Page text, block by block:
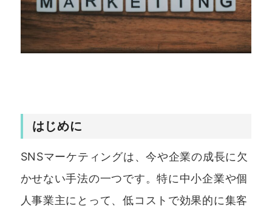
はじめに
SNSマーケティングは、今や企業の成長に欠
かせない手法の一つです。特に中小企業や個
人事業主にとって、低コストで効果的に集客